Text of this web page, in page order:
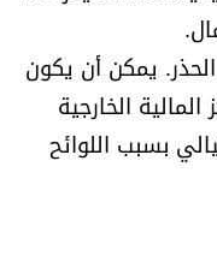
يمكن أن يكون
الخارجية
بسبب اللوائح